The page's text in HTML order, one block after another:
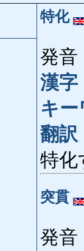
特化
発音
漢字
キー
翻訳
特化
突貫
発音